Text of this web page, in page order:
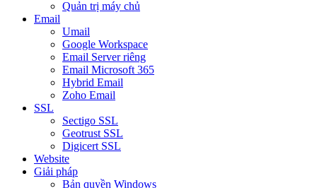
Quản trị máy chủ
Email
Umail
Google Workspace
Email Server riêng
Email Microsoft 365
Hybrid Email
Zoho Email
SSL
Sectigo SSL
Geotrust SSL
Digicert SSL
Website
Giải pháp
Bản quyền Windows